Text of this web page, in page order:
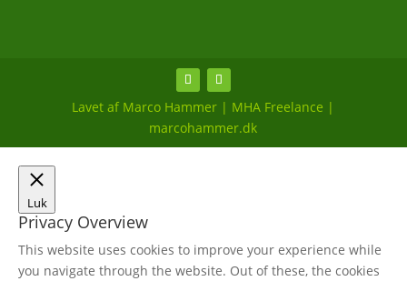
Lavet af Marco Hammer | MHA Freelance |
marcohammer.dk
Luk
Privacy Overview
This website uses cookies to improve your experience while
you navigate through the website. Out of these, the cookies